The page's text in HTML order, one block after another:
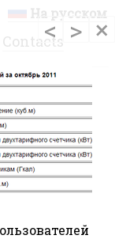
Linux |
На русском
Contacts
< > ×